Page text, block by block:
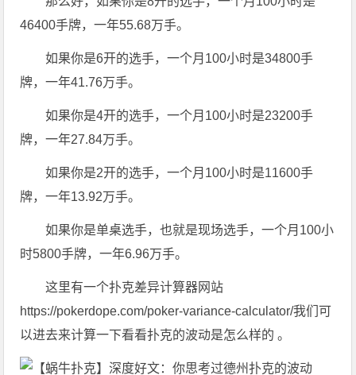
46400手牌，一年55.68万手。
如果你是6开的选手，一个月100小时是34800手
牌，一年41.76万手。
如果你是4开的选手，一个月100小时是23200手
牌，一年27.84万手。
如果你是2开的选手，一个月100小时是11600手
牌，一年13.92万手。
如果你是单桌选手，也就是现场选手，一个月100小
时5800手牌，一年6.96万手。
这里有一个扑克差异计算器网站
https://pokerdope.com/poker-variance-calculator/我们可
以进去来计算一下看看扑克的波动是怎么样的 。